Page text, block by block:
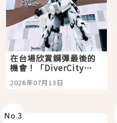
在台場欣賞鋼彈最後的
機會！「DiverCity
Tokyo Plaza」搭船、
購物、美食及夜景，一
2026年07月13日
No.3